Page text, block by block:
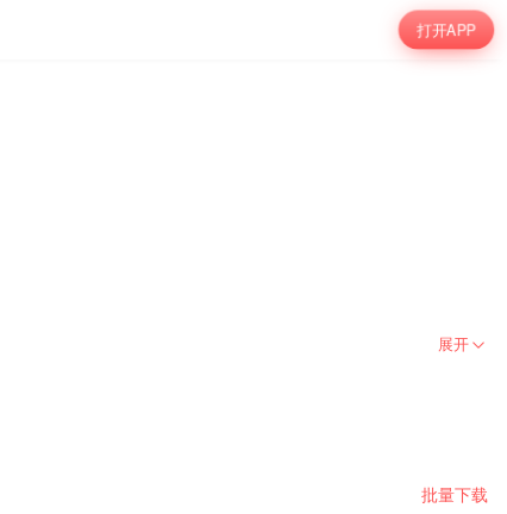
打开APP
展开
批量下载